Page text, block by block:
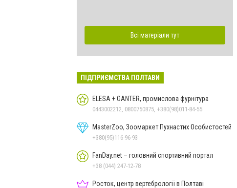
Всі матеріали тут
ПІДПРИЄМСТВА ПОЛТАВИ
ELESA + GANTER, промислова фурнітура
0443002212, 0800750875, +380(98)011-84-55
MasterZoo, Зоомаркет Пухнастих Особистостей
+380(95)116-96-93
FanDay.net – головний спортивний портал
+38 (044) 247-12-78
Росток, центр вертебрології в Полтаві